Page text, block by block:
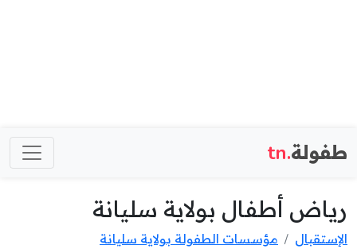
طفولة.tn
رياض أطفال بولاية سليانة
الإستقبال
مؤسسات الطفولة بولاية سليانة